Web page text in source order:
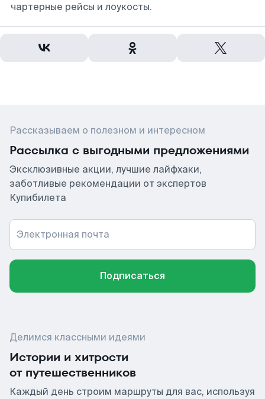
чартерные рейсы и лоукосты.
Рассказываем о полезном и интересном
Рассылка с выгодными предложениями
Эксклюзивные акции, лучшие лайфхаки,
заботливые рекомендации от экспертов
Купибилета
Электронная почта
Подписаться
Делимся классными идеями
Истории и хитрости
от путешественников
Каждый день строим маршруты для вас, используя